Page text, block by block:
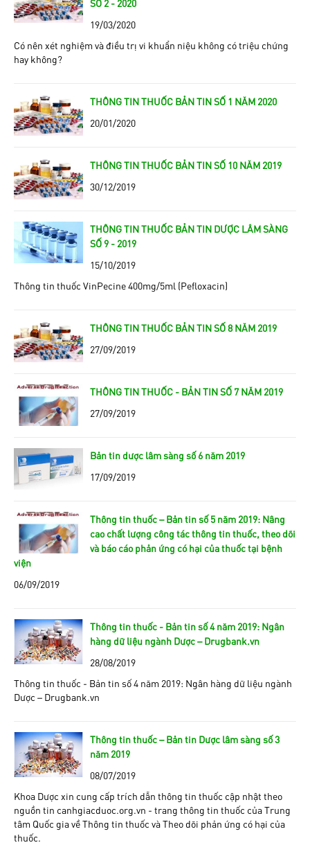
SỐ 2 - 2020
19/03/2020
Có nên xét nghiệm và điều trị vi khuẩn niệu không có triệu chứng
hay không?
THÔNG TIN THUỐC BẢN TIN SỐ 1 NĂM 2020
20/01/2020
THÔNG TIN THUỐC BẢN TIN SỐ 10 NĂM 2019
30/12/2019
THÔNG TIN THUỐC BẢN TIN DƯỢC LÂM SÀNG
SỐ 9 - 2019
15/10/2019
Thông tin thuốc VinPecine 400mg/5ml (Pefloxacin)
THÔNG TIN THUỐC BẢN TIN SỐ 8 NĂM 2019
27/09/2019
THÔNG TIN THUỐC - BẢN TIN SỐ 7 NĂM 2019
27/09/2019
Bản tin dược lâm sàng số 6 năm 2019
17/09/2019
Thông tin thuốc – Bản tin số 5 năm 2019: Nâng
cao chất lượng công tác thông tin thuốc, theo dõi
và báo cáo phản ứng có hại của thuốc tại bệnh
viện
06/09/2019
Thông tin thuốc - Bản tin số 4 năm 2019: Ngân
hàng dữ liệu ngành Dược – Drugbank.vn
28/08/2019
Thông tin thuốc - Bản tin số 4 năm 2019: Ngân hàng dữ liệu ngành
Dược – Drugbank.vn
Thông tin thuốc – Bản tin Dược lâm sàng số 3
năm 2019
08/07/2019
Khoa Dược xin cung cấp trích dẫn thông tin thuốc cập nhật theo
nguồn tin canhgiacduoc.org.vn - trang thông tin thuốc của Trung
tâm Quốc gia về Thông tin thuốc và Theo dõi phản ứng có hại của
thuốc.